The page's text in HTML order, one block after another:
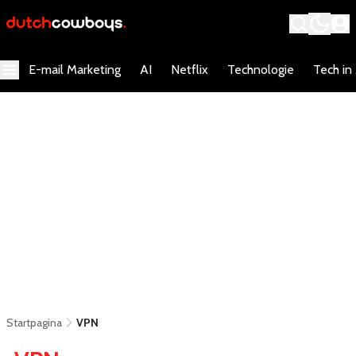
E-mail Marketing AI Netflix Technologie Tech in
Startpagina VPN